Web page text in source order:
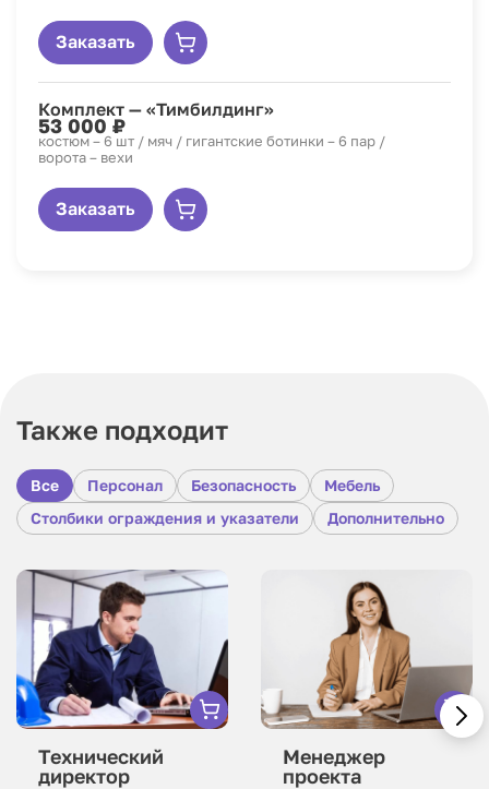
Заказать
Комплект — «Тимбилдинг»
53 000 ₽
костюм – 6 шт / мяч / гигантские ботинки – 6 пар /
ворота – вехи
Заказать
Также подходит
Все Персонал Безопасность
Мебель
Столбики ограждения и указатели
Дополнительно
Технический
директор
Менеджер
проекта